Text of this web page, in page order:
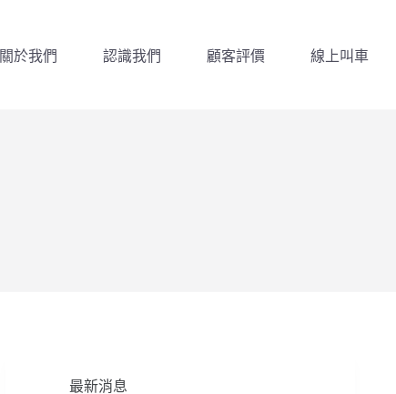
關於我們 認識我們 顧客評價 線上叫車
最新消息